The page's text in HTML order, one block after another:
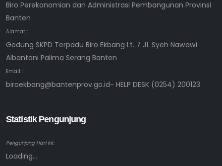
Biro Perekonomian dan Administrasi Pembangunan Provinsi
Banten
Alamat :
Gedung SKPD Terpadu Biro Ekbang Lt. 7 Jl. Syeh Nawawi
Albantani Palima Serang Banten
Email :
biroekbang@bantenprov.go.id- HELP DESK (0254) 200123
Statistik Pengunjung
Pengunjung Hari ini:
Loading...